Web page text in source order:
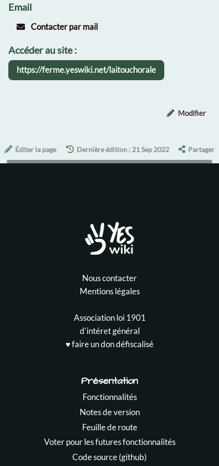
Email
Contacter par mail
Accéder au site :
https://ferme.yeswiki.net/laitouchorale
Modifier
Éditer la page Dernière édition : 21 Sep 2022 Partager
Nous contacter
Mentions légales
Association loi 1901
d'intéret général
♥️ faire un don défiscalisé
Présentation
Fonctionnalités
Notes de version
Feuille de route
Voter pour les futures fonctionnalités
Code source (github)